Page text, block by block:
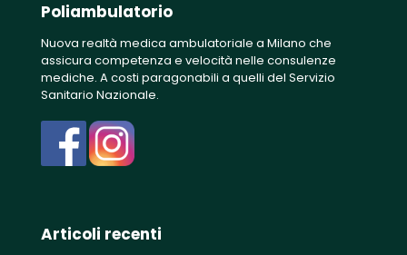
Poliambulatorio
Nuova realtà medica ambulatoriale a Milano che
assicura competenza e velocità nelle consulenze
mediche. A costi paragonabili a quelli del Servizio
Sanitario Nazionale.
Articoli recenti